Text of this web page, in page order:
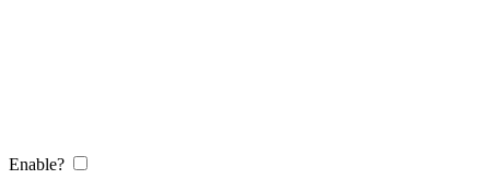
Enable?